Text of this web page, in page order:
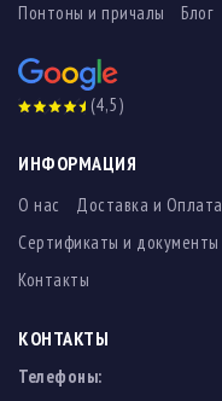
Понтоны и причалы Блог
(4,5)
ИНФОРМАЦИЯ
О нас Доставка и Оплата
Сертификаты и документы
Контакты
КОНТАКТЫ
Телефоны: